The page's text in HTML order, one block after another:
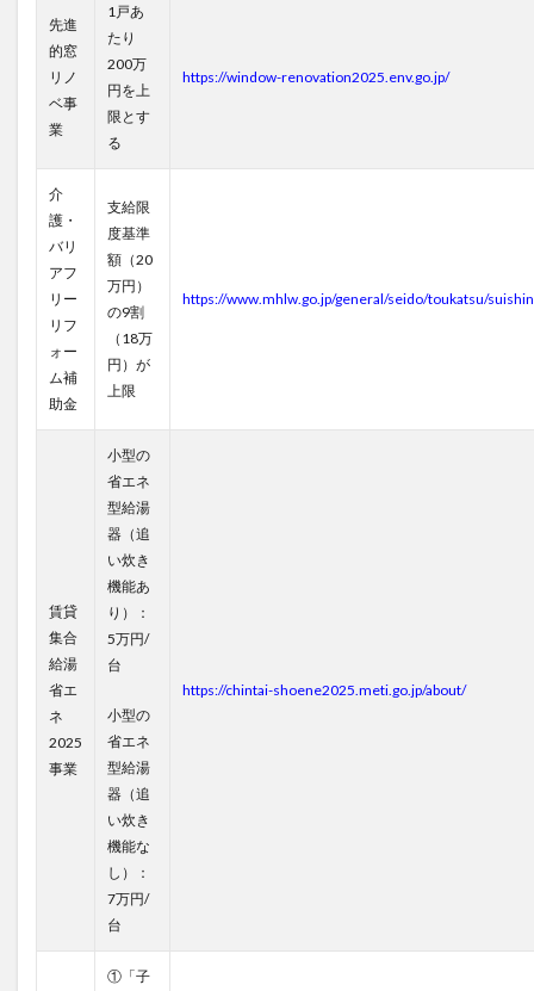
先進
的窓
リノ
ベ事
業
1戸あ
たり
200万
円を上
限とす
る
https://window-renovation2025.env.go.jp/
介
護・
バリ
アフ
リー
リフ
ォー
ム補
助金
支給限
度基準
額（20
万円）
の9割
（18万
円）が
上限
https://www.mhlw.go.jp/general/seido/toukatsu/
賃貸
集合
給湯
省エ
ネ
2025
事業
小型の
省エネ
型給湯
器（追
い炊き
機能あ
り）：
5万円/
台
小型の
省エネ
型給湯
器（追
い炊き
機能な
し）：
7万円/
台
https://chintai-shoene2025.meti.go.jp/about/
①「子